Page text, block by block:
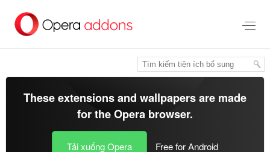
đến
These extensions and wallpapers are made
for theOpera browser.
Tải xuống Opera Free for Android